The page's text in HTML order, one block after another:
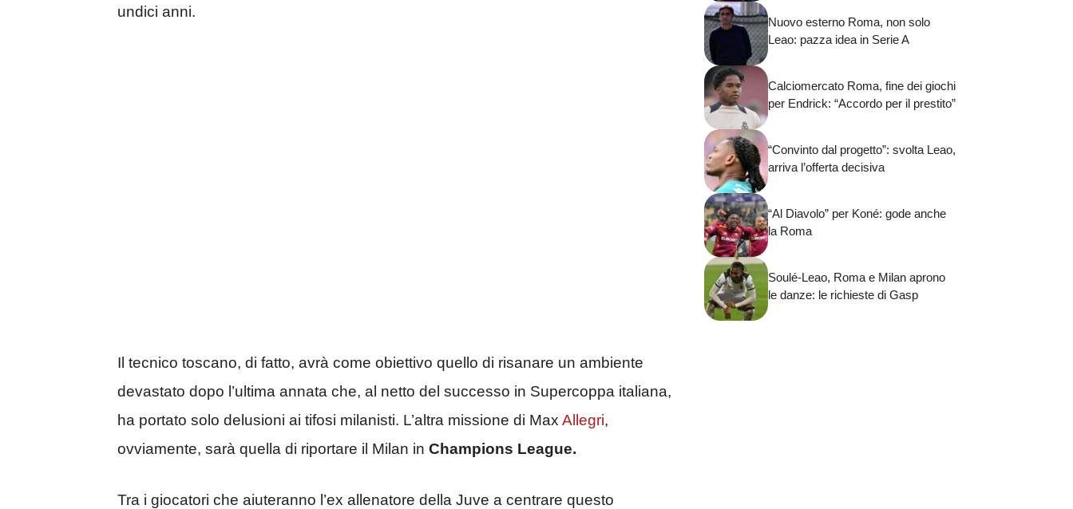
undici anni.
Il tecnico toscano, di fatto, avrà come obiettivo quello di risanare un ambiente
devastato dopo l’ultima annata che, al netto del successo in Supercoppa italiana,
ha portato solo delusioni ai tifosi milanisti. L’altra missione di Max Allegri,
ovviamente, sarà quella di riportare il Milan in Champions League.
Tra i giocatori che aiuteranno l’ex allenatore della Juve a centrare questo
Nuovo esterno Roma, non solo
Leao: pazza idea in Serie A
Calciomercato Roma, fine dei giochi
per Endrick: “Accordo per il prestito”
“Convinto dal progetto”: svolta Leao,
arriva l’offerta decisiva
“Al Diavolo” per Koné: gode anche
la Roma
Soulé-Leao, Roma e Milan aprono
le danze: le richieste di Gasp